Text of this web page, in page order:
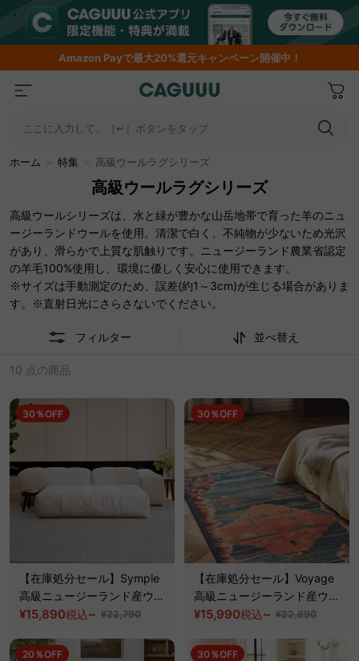
期間限定フラッシュセール！最大50％OFF
ここに入力して、［↵］ボタンをタップ
ホーム 特集 高級ウールラグシリーズ
高級ウールラグシリーズ
高級ウールシリーズは、水と緑が豊かな山岳地帯で育った羊のニュ
ージーランドウールを使用。清潔で白く、不純物が少ないため光沢
があり、滑らかで上質な肌触りです。ニュージーランド農業省認定
の羊毛100%使用し、環境に優しく安心に使用できます。
※サイズは手動測定のため、誤差(約1～3cm)が生じる場合がありま
す。※直射日光にさらさないでください。
フィルター 並べ替え
10 点の商品
30％OFF
【在庫処分セール】Symple
高級ニュージーランド産ウー
ルラグ
¥15,890税込~ ¥22,790
30％OFF
【在庫処分セール】Voyage
高級ニュージーランド産ウー
ルラグ
¥15,990税込~ ¥22,890
20％OFF 30％OFF